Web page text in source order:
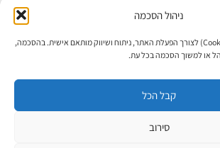
ניהול הסכמה
אנו משתמשים בעוגיות (Cookies) לצורך הפעלת האתר, ניתוח ושיווק מותאם אישית. בהסכמה,
או למשוך הסכמה בכל עת.
קבל הכל
סירוב
14, רחביה, ירושלים